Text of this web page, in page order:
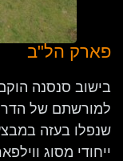
פארק הל"ב
בישוב סנסנה
למורשתם של הדר
שנפלו בעזה